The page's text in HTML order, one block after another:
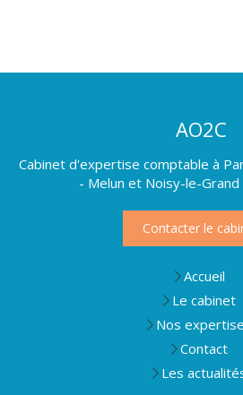
AO2C
Cabinet d'expertise comptable à
- Melun et Noisy-le-Grand
Contacter le
Accueil
Le cabinet
Nos
Contact
Les